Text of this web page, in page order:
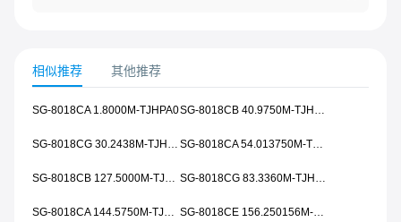
相似推荐 其他推荐
SG-8018CA 1.8000M-TJHPA0